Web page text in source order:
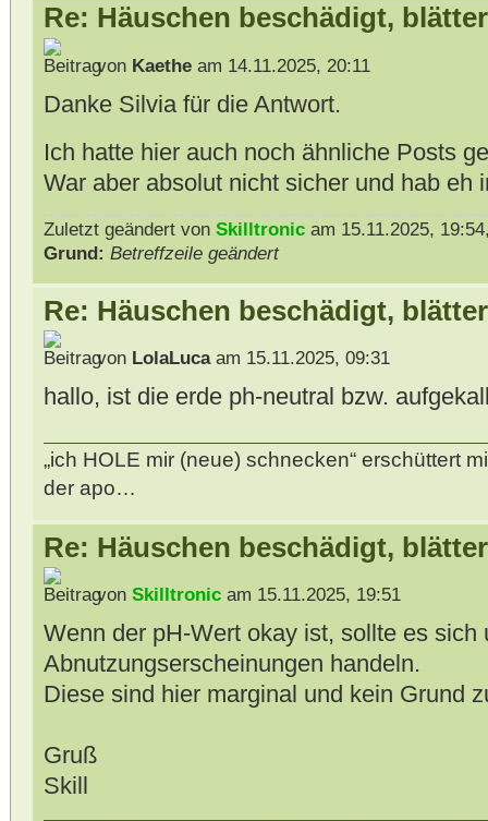
Re: Häuschen beschädigt,
von Kaetheam 14.11.2025, 20:11
Danke Silvia für die Antwort.
Ich hatte hier auch noch ähnliche Posts
War aber absolut nicht sicher und hab eh
Zuletzt geändert von Skilltronicam 15.11.2025,
Grund: Betreffzeile geändert
Re: Häuschen beschädigt,
von LolaLucaam 15.11.2025, 09:31
hallo, ist die erde ph-neutral bzw.
„ich HOLE mir (neue) schnecken“ erschüttert
der apo…
Re: Häuschen beschädigt,
von Skilltronicam 15.11.2025, 19:51
Wenn der pH-Wert okay ist, sollte es sich
Abnutzungserscheinungen handeln.
Diese sind hier marginal und kein Grund
Gruß
Skill